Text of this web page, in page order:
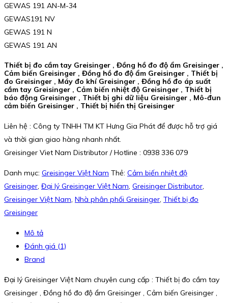
GEWAS 191 AN-M-34
GEWAS191 NV
GEWAS 191 N
GEWAS 191 AN
Thiết bị đo cầm tay Greisinger , Đồng hồ đo độ ẩm Greisinger ,
Cảm biến Greisinger , Đồng hồ đo độ ẩm Greisinger , Thiết bị
đo Greisinger , Máy đo khí Greisinger , Đồng hồ đo áp suất
cầm tay Greisinger , Cảm biến nhiệt độ Greisinger , Thiết bị
báo động Greisinger , Thiết bị ghi dữ liệu Greisinger , Mô-đun
cảm biến Greisinger , Thiết bị hiển thị Greisinger
Liên hệ : Công ty TNHH TM KT Hưng Gia Phát để được hỗ trợ giá
và thời gian giao hàng nhanh nhất.
Greisinger Viet Nam Distributor / Hotline : 0938 336 079
Danh mục: Greisinger Việt Nam Thẻ: Cảm biến nhiệt độ
Greisinger, Đại lý Greisinger Việt Nam, Greisinger Distributor,
Greisinger Việt Nam, Nhà phân phối Greisinger, Thiết bị đo
Greisinger
Mô tả
Đánh giá (1)
Brand
Đại lý Greisinger Việt Nam chuyên cung cấp : Thiết bị đo cầm tay
Greisinger , Đồng hồ đo độ ẩm Greisinger , Cảm biến Greisinger ,